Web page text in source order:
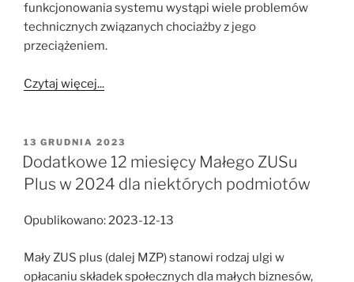
funkcjonowania systemu wystąpi wiele problemów
technicznych związanych chociażby z jego
przeciążeniem.
Czytaj więcej...
OPUBLIKOWANE
W
13 GRUDNIA 2023
Dodatkowe 12 miesięcy Małego ZUSu
Plus w 2024 dla niektórych podmiotów
Opublikowano: 2023-12-13
Mały ZUS plus (dalej MZP) stanowi rodzaj ulgi w
opłacaniu składek społecznych dla małych biznesów,